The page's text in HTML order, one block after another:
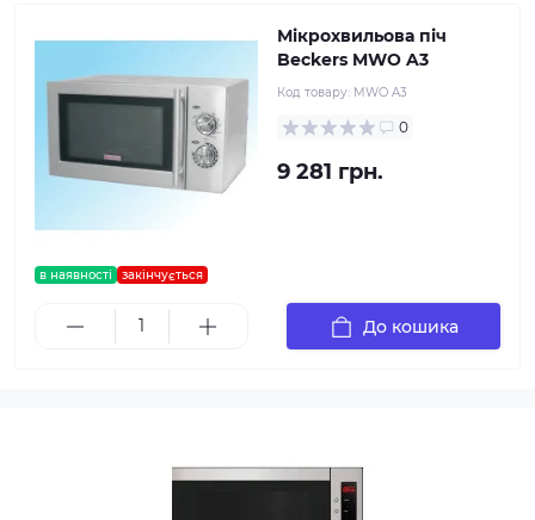
в наявності закінчується
Мікрохвильова піч
Beckers MWO A3
Код товару: MWO A3
0
9 281 грн.
До кошика